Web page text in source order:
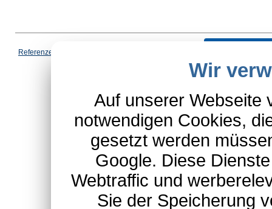
Referenzen
*Schulte-Hauptkatalog,
Wir
Auf unserer Webseite
notwendigen Cookies,
gesetzt werden
Google. Diese
Webtraffic und
Sie der Speicherung